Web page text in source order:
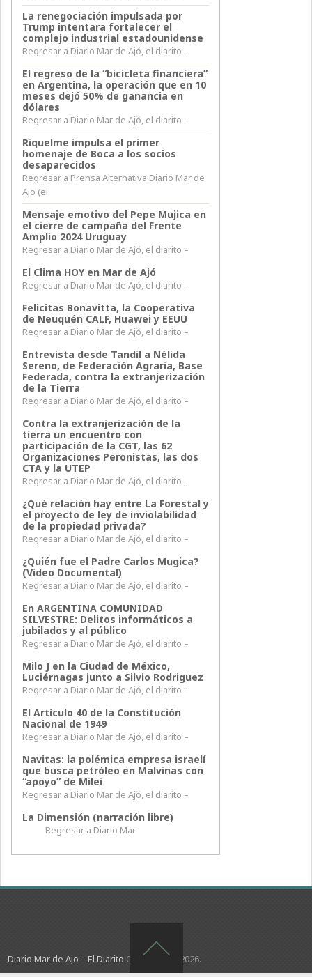
La renegociación impulsada por
Trump intentara fortalecer el
complejo industrial estadounidense
Regresar a Diario Mar de Ajó, el diarito –
El regreso de la “bicicleta financiera”
en Argentina, la operación que en 10
meses dejó 50% de ganancia en
dólares
Regresar a Diario Mar de Ajó, el diarito –
Riquelme impulsa el primer
homenaje de Boca a los socios
desaparecidos
Regresar a Prensa Alternativa Diario Mar de
Ajo (el
Mensaje emotivo del Pepe Mujica en
el cierre de campaña del Frente
Amplio 2024 Uruguay
Regresar a Diario Mar de Ajó, el diarito –
El Clima HOY en Mar de Ajó
Regresar a Diario Mar de Ajó, el diarito –
Felicitas Bonavitta, la Cooperativa
de Neuquén CALF, Huawei y EEUU
Regresar a Diario Mar de Ajó, el diarito –
Entrevista desde Tandil a Nélida
Sereno, de Federación Agraria, Base
Federada, contra la extranjerización
de la Tierra
Regresar a Diario Mar de Ajó, el diarito –
Contra la extranjerización de la
tierra un encuentro con
participación de la CGT, las 62
Organizaciones Peronistas, las dos
CTA y la UTEP
Regresar a Diario Mar de Ajó, el diarito –
¿Qué relación hay entre La Forestal y
el proyecto de ley de inviolabilidad
de la propiedad privada?
Regresar a Diario Mar de Ajó, el diarito –
¿Quién fue el Padre Carlos Mugica?
(Video Documental)
Regresar a Diario Mar de Ajó, el diarito –
En ARGENTINA COMUNIDAD
SILVESTRE: Delitos informáticos a
jubilados y al público
Regresar a Diario Mar de Ajó, el diarito –
Milo J en la Ciudad de México,
Luciérnagas junto a Silvio Rodriguez
Regresar a Diario Mar de Ajó, el diarito –
El Artículo 40 de la Constitución
Nacional de 1949
Regresar a Diario Mar de Ajó, el diarito –
Navitas: la polémica empresa israelí
que busca petróleo en Malvinas con
“apoyo” de Milei
Regresar a Diario Mar de Ajó, el diarito –
La Dimensión (narración libre)
Regresar a Diario Mar
Diario Mar de Ajo – El Diarito Copyright © 2026.